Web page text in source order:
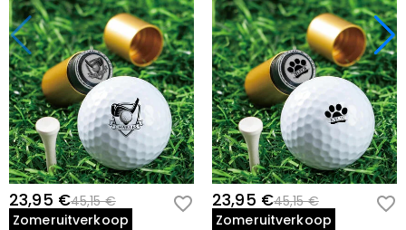
23,95 €45,15 €
Zomeruitverkoop
23,95 €45,15 €
Zomeruitverkoop